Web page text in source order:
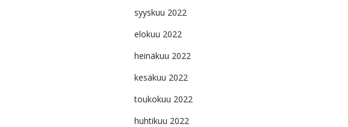
syyskuu 2022
elokuu 2022
heinäkuu 2022
kesäkuu 2022
toukokuu 2022
huhtikuu 2022